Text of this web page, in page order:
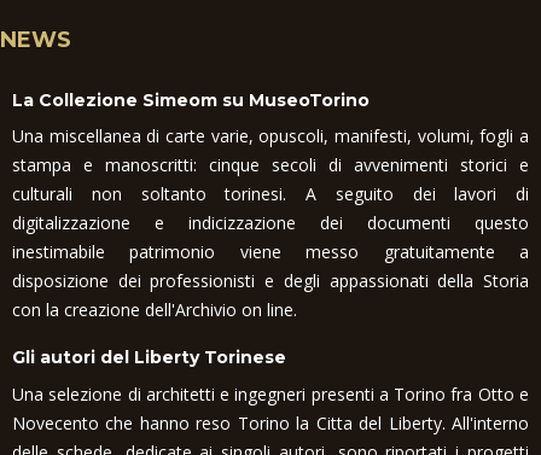
NEWS
La Collezione Simeom su MuseoTorino
Una miscellanea di carte varie, opuscoli, manifesti, volumi, fogli a
stampa e manoscritti: cinque secoli di avvenimenti storici e
culturali non soltanto torinesi. A seguito dei lavori di
digitalizzazione e indicizzazione dei documenti questo
inestimabile patrimonio viene messo gratuitamente a
disposizione dei professionisti e degli appassionati della Storia
con la creazione dell'Archivio on line.
Gli autori del Liberty Torinese
Una selezione di architetti e ingegneri presenti a Torino fra Otto e
Novecento che hanno reso Torino la Citta del Liberty. All'interno